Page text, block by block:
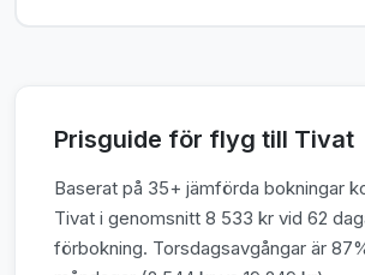
Prisguide för flyg till Tivat
Baserat på 35+ jämförda bokningar
Tivat i genomsnitt 8 533 kr vid 62
förbokning. Torsdagsavgångar är